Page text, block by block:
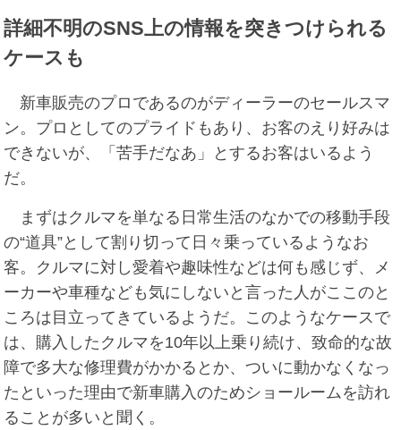
詳細不明のSNS上の情報を突きつけられる
ケースも
新車販売のプロであるのがディーラーのセールスマ
ン。プロとしてのプライドもあり、お客のえり好みは
できないが、「苦手だなあ」とするお客はいるよう
だ。
まずはクルマを単なる日常生活のなかでの移動手段
の“道具”として割り切って日々乗っているようなお
客。クルマに対し愛着や趣味性などは何も感じず、メ
ーカーや車種なども気にしないと言った人がここのと
ころは目立ってきているようだ。このようなケースで
は、購入したクルマを10年以上乗り続け、致命的な故
障で多大な修理費がかかるとか、ついに動かなくなっ
たといった理由で新車購入のためショールームを訪れ
ることが多いと聞く。